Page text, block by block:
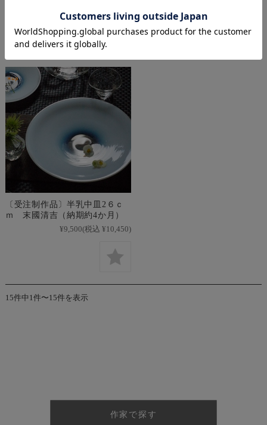
〔受注制作品〕半乳中皿2６ｃ
ｍ 末國清吉（納期約4か月）
¥9,500(税込 ¥10,450)
15件中1件〜15件を表示
作家で探す